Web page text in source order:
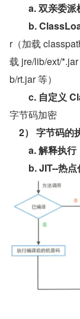
a. 双亲委派
b.
r（加载
载 jre/lib/ext/
b/rt.jar 等）
c. 自定义
字节码加密
2） 字节码的
a. 解释执行
b. JIT--热